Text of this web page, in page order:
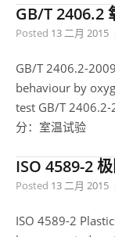
GB/T 2406.2
Posted 13 二月 2015
GB/T 2406.2-
behaviour by
test GB/T 2406.2-
分：室温试验
ISO 4589-2
Posted 13 二月 2015
ISO 4589-2